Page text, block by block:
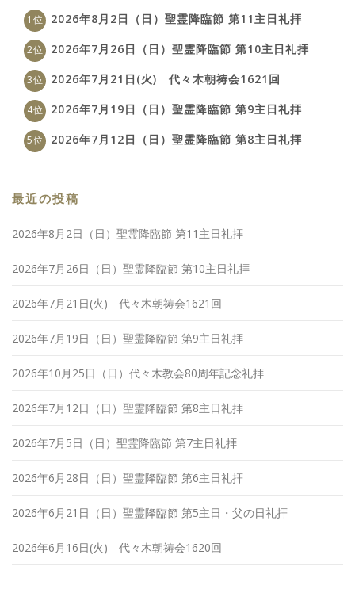
2026年8月2日（日）聖霊降臨節 第11主日礼拝
2026年7月26日（日）聖霊降臨節 第10主日礼拝
2026年7月21日(火) 代々木朝祷会1621回
2026年7月19日（日）聖霊降臨節 第9主日礼拝
2026年7月12日（日）聖霊降臨節 第8主日礼拝
最近の投稿
2026年8月2日（日）聖霊降臨節 第11主日礼拝
2026年7月26日（日）聖霊降臨節 第10主日礼拝
2026年7月21日(火) 代々木朝祷会1621回
2026年7月19日（日）聖霊降臨節 第9主日礼拝
2026年10月25日（日）代々木教会80周年記念礼拝
2026年7月12日（日）聖霊降臨節 第8主日礼拝
2026年7月5日（日）聖霊降臨節 第7主日礼拝
2026年6月28日（日）聖霊降臨節 第6主日礼拝
2026年6月21日（日）聖霊降臨節 第5主日・父の日礼拝
2026年6月16日(火) 代々木朝祷会1620回